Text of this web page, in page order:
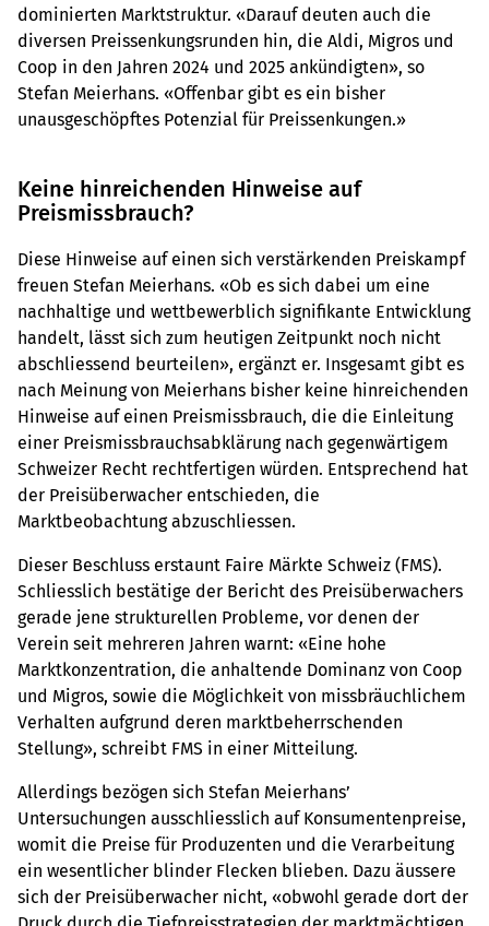
dominierten Marktstruktur. «Darauf deuten auch die
diversen Preissenkungsrunden hin, die Aldi, Migros und
Coop in den Jahren 2024 und 2025 ankündigten», so
Stefan Meierhans. «Offenbar gibt es ein bisher
unausgeschöpftes Potenzial für Preissenkungen.»
Keine hinreichenden Hinweise auf
Preismissbrauch?
Diese Hinweise auf einen sich verstärkenden Preiskampf
freuen Stefan Meierhans. «Ob es sich dabei um eine
nachhaltige und wettbewerblich signifikante Entwicklung
handelt, lässt sich zum heutigen Zeitpunkt noch nicht
abschliessend beurteilen», ergänzt er. Insgesamt gibt es
nach Meinung von Meierhans bisher keine hinreichenden
Hinweise auf einen Preismissbrauch, die die Einleitung
einer Preismissbrauchsabklärung nach gegenwärtigem
Schweizer Recht rechtfertigen würden. Entsprechend hat
der Preisüberwacher entschieden, die
Marktbeobachtung abzuschliessen.
Dieser Beschluss erstaunt Faire Märkte Schweiz (FMS).
Schliesslich bestätige der Bericht des Preisüberwachers
gerade jene strukturellen Probleme, vor denen der
Verein seit mehreren Jahren warnt: «Eine hohe
Marktkonzentration, die anhaltende Dominanz von Coop
und Migros, sowie die Möglichkeit von missbräuchlichem
Verhalten aufgrund deren marktbeherrschenden
Stellung», schreibt FMS in einer Mitteilung.
Allerdings bezögen sich Stefan Meierhans’
Untersuchungen ausschliesslich auf Konsumentenpreise,
womit die Preise für Produzenten und die Verarbeitung
ein wesentlicher blinder Flecken blieben. Dazu äussere
sich der Preisüberwacher nicht, «obwohl gerade dort der